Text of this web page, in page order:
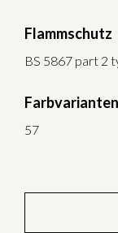
Flammschutz
BS 5867 part 2
Farbvarianten
57